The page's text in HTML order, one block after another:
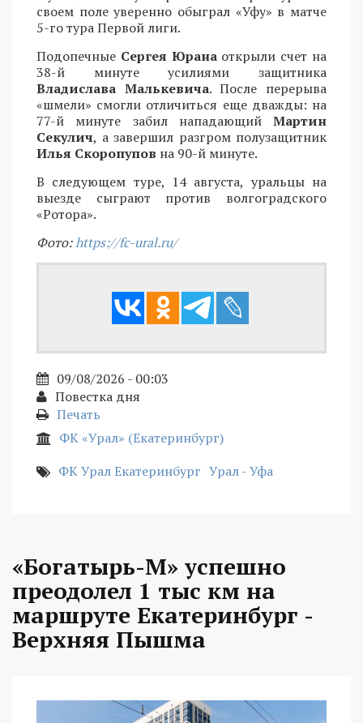
своем поле уверенно обыграл «Уфу» в матче
5-го тура Первой лиги.
Подопечные Сергея Юрана открыли счет на
38-й минуте усилиями защитника
Владислава Малькевича. После перерыва
«шмели» смогли отличиться еще дважды: на
77-й минуте забил нападающий Мартин
Секулич, а завершил разгром полузащитник
Илья Скоропупов на 90-й минуте.
В следующем туре, 14 августа, уральцы на
выезде сыграют против волгоградского
«Ротора».
Фото:https://fc-ural.ru/
09/08/2026 - 00:03
Повестка дня
Печать
ФК «Урал» (Екатеринбург)
ФК Урал Екатеринбург Урал - Уфа
«Богатырь-М» успешно
преодолел 1 тыс км на
маршруте Екатеринбург -
Верхняя Пышма